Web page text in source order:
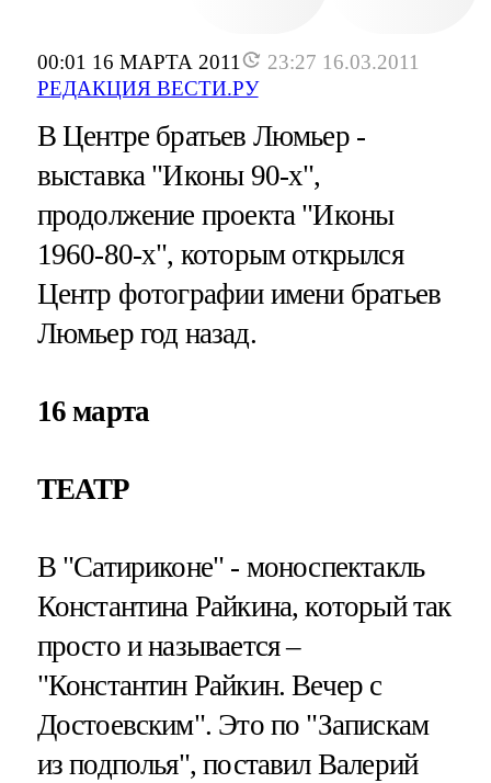
00:01 16 МАРТА 2011
23:27 16.03.2011
РЕДАКЦИЯ ВЕСТИ.РУ
В Центре братьев Люмьер -
выставка "Иконы 90-х",
продолжение проекта "Иконы
1960-80-х", которым открылся
Центр фотографии имени братьев
Люмьер год назад.
16 марта
ТЕАТР
В "Сатириконе" - моноспектакль
Константина Райкина, который так
просто и называется –
"Константин Райкин. Вечер с
Достоевским". Это по "Запискам
из подполья", поставил Валерий